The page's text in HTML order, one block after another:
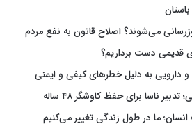
می‌شوند؟ اصلاح قانون به نفع مردم
قدیمی دست برداریم؟
ما در طول زندگی تغییر می‌کنیم